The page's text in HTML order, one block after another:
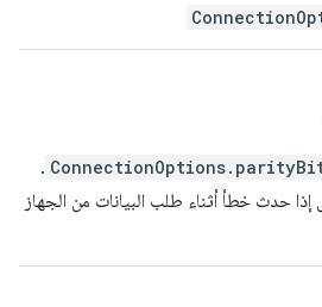
.
حدث خطأ أثناء طلب البيانات من الجهاز